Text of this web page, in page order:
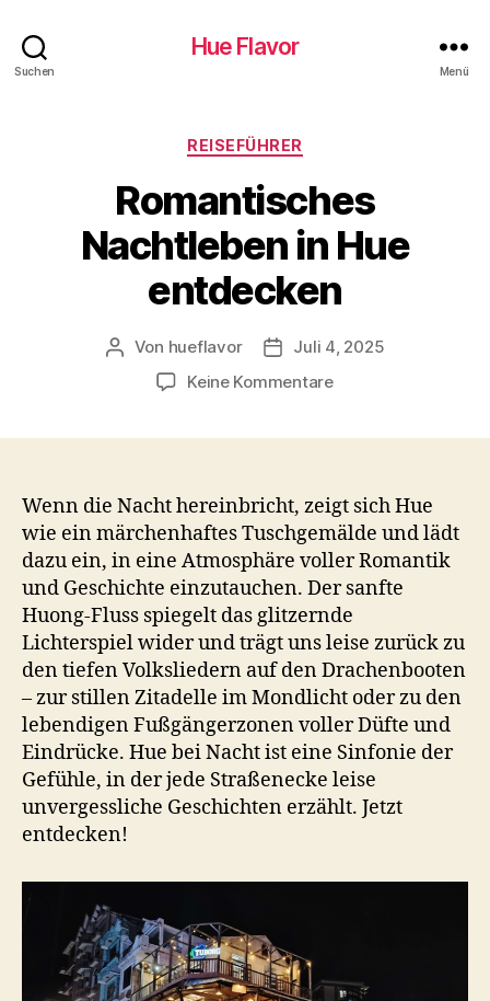
Suchen
Hue Flavor
Menü
Kategorien
REISEFÜHRER
Romantisches
Nachtleben in Hue
entdecken
Beitragsautor
Von hueflavor Veröffentlichungsdatum
Juli 4, 2025
Keine Kommentarezu
entdecken
Wenn die Nacht hereinbricht, zeigt sich Hue
wie ein märchenhaftes Tuschgemälde und lädt
dazu ein, in eine Atmosphäre voller Romantik
und Geschichte einzutauchen. Der sanfte
Huong-Fluss spiegelt das glitzernde
Lichterspiel wider und trägt uns leise zurück zu
den tiefen Volksliedern auf den Drachenbooten
– zur stillen Zitadelle im Mondlicht oder zu den
lebendigen Fußgängerzonen voller Düfte und
Eindrücke. Hue bei Nacht ist eine Sinfonie der
Gefühle, in der jede Straßenecke leise
unvergessliche Geschichten erzählt. Jetzt
entdecken!